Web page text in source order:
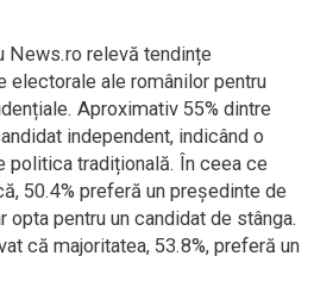
News.ro relevă tendințe
electorale ale românilor pentru
Aproximativ 55% dintre
independent, indicând o
politica tradițională. În ceea ce
50.4% preferă un președinte de
opta pentru un candidat de stânga.
că majoritatea, 53.8%, preferă un